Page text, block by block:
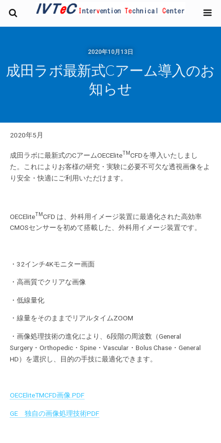
2020年10月13日
成田ラボ最新式Cアーム導入のお
知らせ
2020年5月
成田ラボに最新式のCアームOECEliteTMCFDを導入いたしまし
た。これによりお客様の研究・実験に必要不可欠な透視画像をよ
り安全・快適にご利用いただけます。
OECEliteTMCFD は、外科用イメージ装置に最適化された高効率
CMOSセンサーを初めて搭載した、外科用イメージ装置です。
・32インチ4Kモニター画面
・高画質でクリアな画像
・低線量化
・線量をそのままでリアルタイムZOOM
・画像処理技術の進化により、6段階の周波数（General
Surgery・Orthopedic・Spine・Vascular・Bolus Chase・General
HD）を選択し、目的の手技に最適化できます。
OECEliteTMCFD画像.PDF
GE 独自の画像処理技術PDF